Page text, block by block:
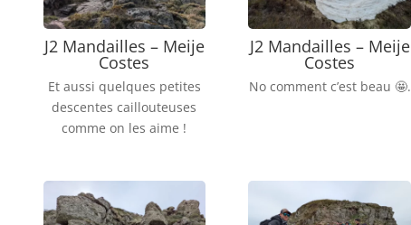
J2 Mandailles – Meije
Costes
Et aussi quelques petites
descentes caillouteuses
comme on les aime !
J2 Mandailles – Meije
Costes
No comment c’est beau 🤩.